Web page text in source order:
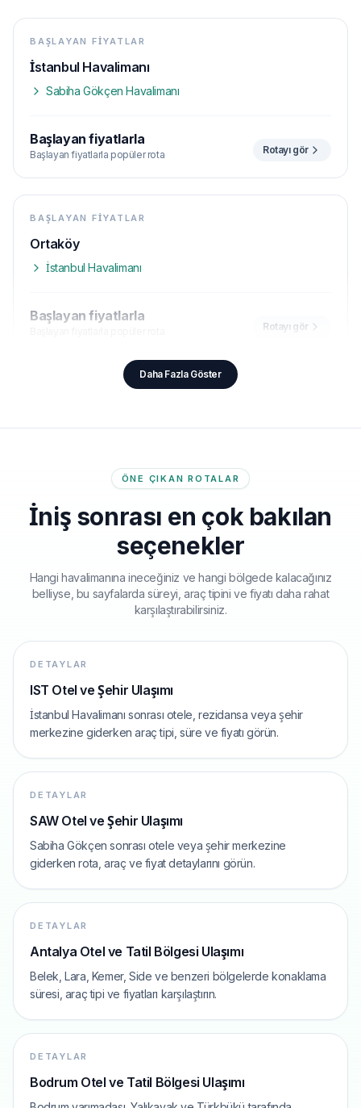
BAŞLAYAN FIYATLAR
İstanbul Havalimanı
Sabiha Gökçen Havalimanı
Başlayan fiyatlarla
Başlayan fiyatlarla popüler rota Rotayı gör
BAŞLAYAN FIYATLAR
Ortaköy
İstanbul Havalimanı
Başlayan fiyatlarla
Rotayı gör
Başlayan fiyatlarla
Başlayan fiyatlarla popüler rota
BAŞLAYAN FIYATLAR
Side
Başlayan fiyatlarla
Başlayan fiyatlarla popüler rota
Kemer
Antalya Havalimanı
Başlayan fiyatlarla
Başlayan fiyatlarla popüler rota
BAŞLAYAN FIYATLAR
Belek
Antalya Havalimanı
Başlayan fiyatlarla
Başlayan fiyatlarla popüler rota Rotayı gör
Daha Fazla Göster
ÖNE ÇIKAN ROTALAR
İniş sonrası en çok bakılan
seçenekler
Hangi havalimanına ineceğiniz ve hangi bölgede kalacağınız
belliyse, bu sayfalarda süreyi, araç tipini ve fiyatı daha rahat
karşılaştırabilirsiniz.
DETAYLAR
IST Otel ve Şehir Ulaşımı
İstanbul Havalimanı sonrası otele, rezidansa veya şehir
merkezine giderken araç tipi, süre ve fiyatı görün.
DETAYLAR
SAW Otel ve Şehir Ulaşımı
Sabiha Gökçen sonrası otele veya şehir merkezine
giderken rota, araç ve fiyat detaylarını görün.
DETAYLAR
Antalya Otel ve Tatil Bölgesi Ulaşımı
Belek, Lara, Kemer, Side ve benzeri bölgelerde konaklama
süresi, araç tipi ve fiyatları karşılaştırın.
DETAYLAR
Bodrum Otel ve Tatil Bölgesi Ulaşımı